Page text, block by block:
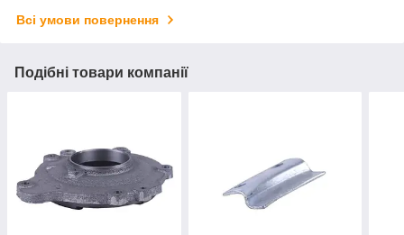
Всі умови повернення
Подібні товари компанії